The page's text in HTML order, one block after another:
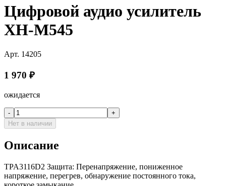
Цифровой аудио усилитель
ХН-M545
Арт. 14205
1 970 ₽
ожидается
-
+
Нет в наличии
Описание
TPA3116D2 Защита: Перенапряжение, пониженное
напряжение, перегрев, обнаружение постоянного тока,